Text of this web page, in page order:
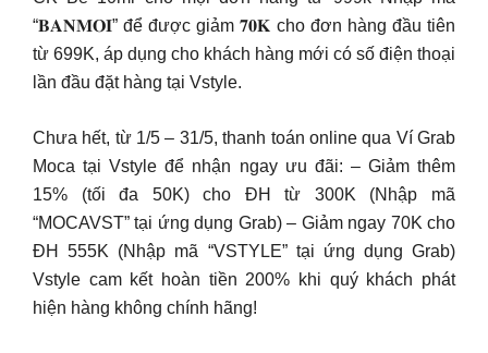
“𝐁𝐀𝐍𝐌𝐎𝐈” để được giảm 𝟕𝟎𝐊 cho đơn hàng đầu tiên
từ 699K, áp dụng cho khách hàng mới có số điện thoại
lần đầu đặt hàng tại Vstyle.
Chưa hết, từ 1/5 – 31/5, thanh toán online qua Ví Grab
Moca tại Vstyle để nhận ngay ưu đãi: – Giảm thêm
15% (tối đa 50K) cho ĐH từ 300K (Nhập mã
“MOCAVST” tại ứng dụng Grab) – Giảm ngay 70K cho
ĐH 555K (Nhập mã “VSTYLE” tại ứng dụng Grab)
Vstyle cam kết hoàn tiền 200% khi quý khách phát
hiện hàng không chính hãng!